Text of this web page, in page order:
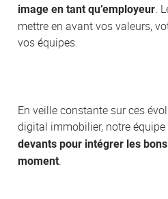
image en tant qu’employeur.
mettre en avant vos valeurs,
vos équipes.
En veille constante sur ces
digital immobilier, notre
devants pour intégrer les
moment.